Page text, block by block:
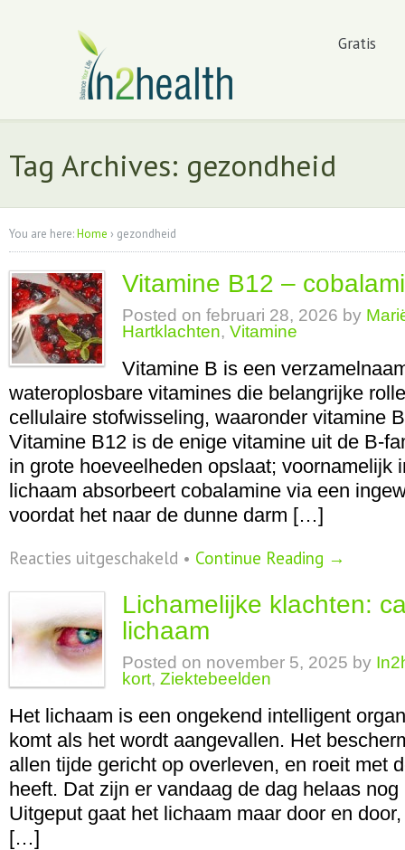
Gratis
Tag Archives: gezondheid
You are here:Home › gezondheid
Vitamine B12 –
Posted on februari 28, 2026 by
Hartklachten,Vitamine
Vitamine B is een
wateroplosbare vitamines die belangrijke
cellulaire stofwisseling, waaronder vitamine
Vitamine B12 is de enige vitamine uit de B-
in grote hoeveelheden opslaat; voornamelijk
lichaam absorbeert cobalamine via een
voordat het naar de dunne darm […]
Reacties uitgeschakeld voor
Vitamine
–
cobalamine
• Continue Reading →
Lichamelijke klachten:
lichaam
Posted on november 5, 2025 by
kort,Ziektebeelden
Het lichaam is een ongekend intelligent
komt als het wordt aangevallen. Het
allen tijde gericht op overleven, en roeit met
heeft. Dat zijn er vandaag de dag helaas
Uitgeput gaat het lichaam maar door en
[…]